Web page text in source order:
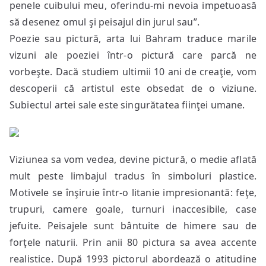
penele cuibului meu, oferindu-mi nevoia impetuoasă
să desenez omul şi peisajul din jurul sau”.
Poezie sau pictură, arta lui Bahram traduce marile
vizuni ale poeziei într-o pictură care parcă ne
vorbeşte. Dacă studiem ultimii 10 ani de creaţie, vom
descoperii că artistul este obsedat de o viziune.
Subiectul artei sale este singurătatea fiinţei umane.
Viziunea sa vom vedea, devine pictură, o medie aflată
mult peste limbajul tradus în simboluri plastice.
Motivele se înşiruie într-o litanie impresionantă: feţe,
trupuri, camere goale, turnuri inaccesibile, case
jefuite. Peisajele sunt bântuite de himere sau de
forţele naturii. Prin anii 80 pictura sa avea accente
realistice. După 1993 pictorul abordează o atitudine